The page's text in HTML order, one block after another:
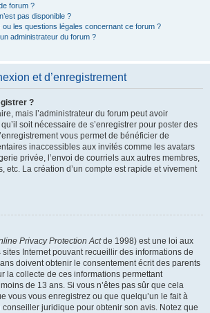
forum ?
pas disponible ?
les questions légales concernant ce forum ?
administrateur du forum ?
et d’enregistrement
?
mais l’administrateur du forum peut avoir
soit nécessaire de s’enregistrer pour poster des
vous permet de bénéficier de
inaccessibles aux invités comme les avatars
privée, l’envoi de courriels aux autres membres,
etc. La création d’un compte est rapide et vivement
Privacy Protection Actde 1998) est une loi aux
sites Internet pouvant recueillir des informations de
doivent obtenir le consentement écrit des parents
la collecte de ces informations permettant
de 13 ans. Si vous n’êtes pas sûr que cela
vous vous enregistrez ou que quelqu’un le fait à
conseiller juridique pour obtenir son avis. Notez que